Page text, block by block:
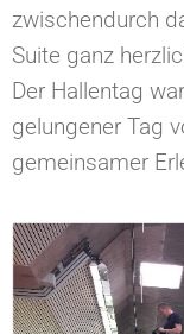
zwischendurch
Suite ganz
Der Hallentag
gelungener Tag
gemeinsamer